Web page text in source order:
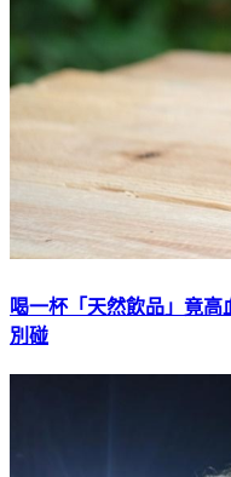
喝一杯「天然飲品」竟
別碰